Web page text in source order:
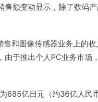
售额变动显示，除了数码
售和图像传感器业务上的
由于推出个人PC业务市场
685亿日元（约36亿人民